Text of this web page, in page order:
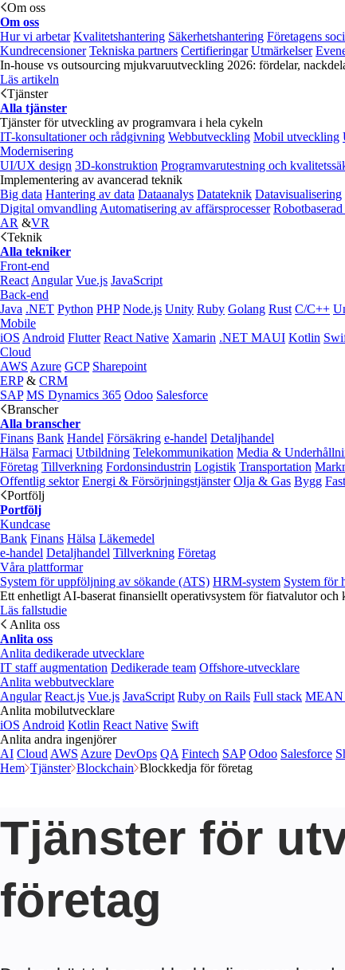
Om oss
Om oss
Hur vi arbetar Kvalitetshantering Säkerhetshantering Företagens
Kundrecensioner Tekniska partners Certifieringar Utmärkelser
In-house vs outsourcing mjukvaruutveckling 2026: fördelar,
Läs artikeln
Tjänster
Alla tjänster
Tjänster för utveckling av programvara i hela cykeln
IT-konsultationer och rådgivning Webbutveckling Mobil utveckling
Modernisering
UI/UX design 3D-konstruktion Programvarutestning och
Implementering av avancerad teknik
Big data Hantering av data Dataanalys Datateknik Datavisualisering
Digital omvandling Automatisering av affärsprocesser
AR &VR
Teknik
Alla tekniker
Front-end
React Angular Vue.js JavaScript
Back-end
Java .NET Python PHP Node.js Unity Ruby Golang Rust C/C++
Mobile
iOS Android Flutter React Native Xamarin .NET MAUI Kotlin
Cloud
AWS Azure GCP Sharepoint
ERP& CRM
SAP MS Dynamics 365 Odoo Salesforce
Branscher
Alla branscher
Finans Bank Handel Försäkring e‑handel Detaljhandel
Hälsa Farmaci Utbildning Telekommunikation Media &
Företag Tillverkning Fordonsindustrin Logistik Transportation
Offentlig sektor Energi & Försörjningstjänster Olja & Gas Bygg
Portfölj
Portfölj
Kundcase
Bank Finans Hälsa Läkemedel
e‑handel Detaljhandel Tillverkning Företag
Våra plattformar
System för uppföljning av sökande (ATS) HRM-system System för
Ett enhetligt AI-baserat finansiellt operativsystem för fiatvalutor och
Läs fallstudie
Anlita oss
Anlita oss
Anlita dedikerade utvecklare
IT staff augmentation Dedikerade team Offshore-utvecklare
Anlita webbutvecklare
Angular React.js Vue.js JavaScript Ruby on Rails Full stack MEAN
Anlita mobilutvecklare
iOS Android Kotlin React Native Swift
Anlita andra ingenjörer
AI Cloud AWS Azure DevOps QA Fintech SAP Odoo Salesforce
Hem Tjänster Blockchain Blockkedja för företag
Tjänster för
företag